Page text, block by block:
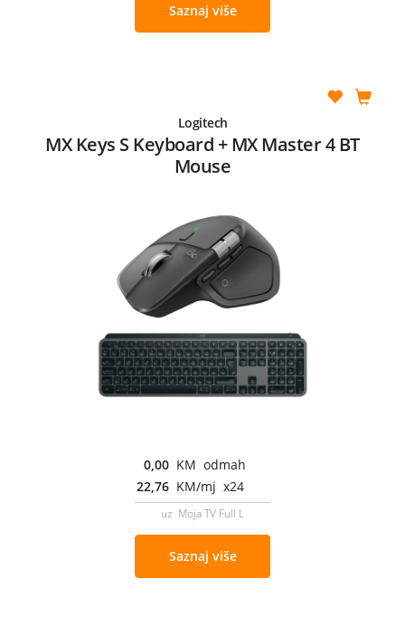
Saznaj više
Logitech
MX Keys S Keyboard + MX Master 4 BT
Mouse
0,00 KM odmah
22,76 KM/mj x24
uz Moja TV Full L
Saznaj više